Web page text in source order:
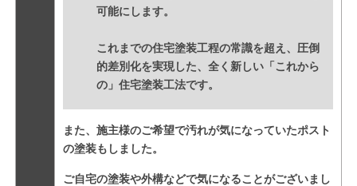
可能にします。
これまでの住宅塗装工程の常識を超え、圧倒
的差別化を実現した、全く新しい「これから
の」住宅塗装工法です。
また、施主様のご希望で汚れが気になっていたポスト
の塗装もしました。
ご自宅の塗装や外構などで気になることがございまし